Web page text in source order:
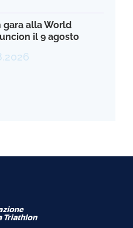
gara alla World
il 9 agosto